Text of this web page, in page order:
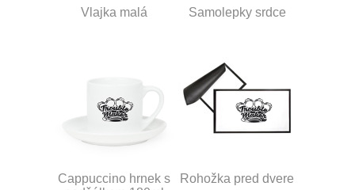
Vlajka malá Samolepky srdce
Cappuccino hrnek s
Rohožka pred dvere